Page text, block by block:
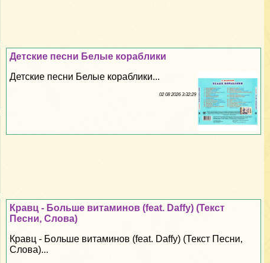
Детские песни Белые кораблики
Детские песни Белые кораблики...
02 08 2026 3:32:29
Кравц - Больше витаминов (feat. Daffy) (Текст
Песни, Слова)
Кравц - Больше витаминов (feat. Daffy) (Текст Песни,
Слова)...